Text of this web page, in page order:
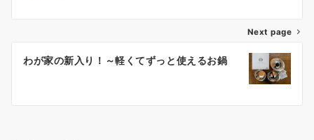
ゲ
シ
Next page
わが家の新入り！～軽くてずっと使えるお鍋